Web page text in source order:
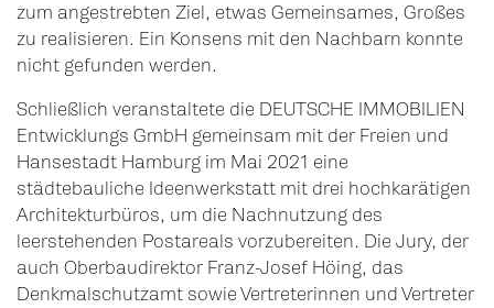
zum angestrebten Ziel, etwas Gemeinsames, Großes
zu realisieren. Ein Konsens mit den Nachbarn konnte
nicht gefunden werden.
Schließlich veranstaltete die DEUTSCHE IMMOBILIEN
Entwicklungs GmbH gemeinsam mit der Freien und
Hansestadt Hamburg im Mai 2021 eine
städtebauliche Ideenwerkstatt mit drei hochkarätigen
Architekturbüros, um die Nachnutzung des
leerstehenden Postareals vorzubereiten. Die Jury, der
auch Oberbaudirektor Franz-Josef Höing, das
Denkmalschutzamt sowie Vertreterinnen und Vertreter